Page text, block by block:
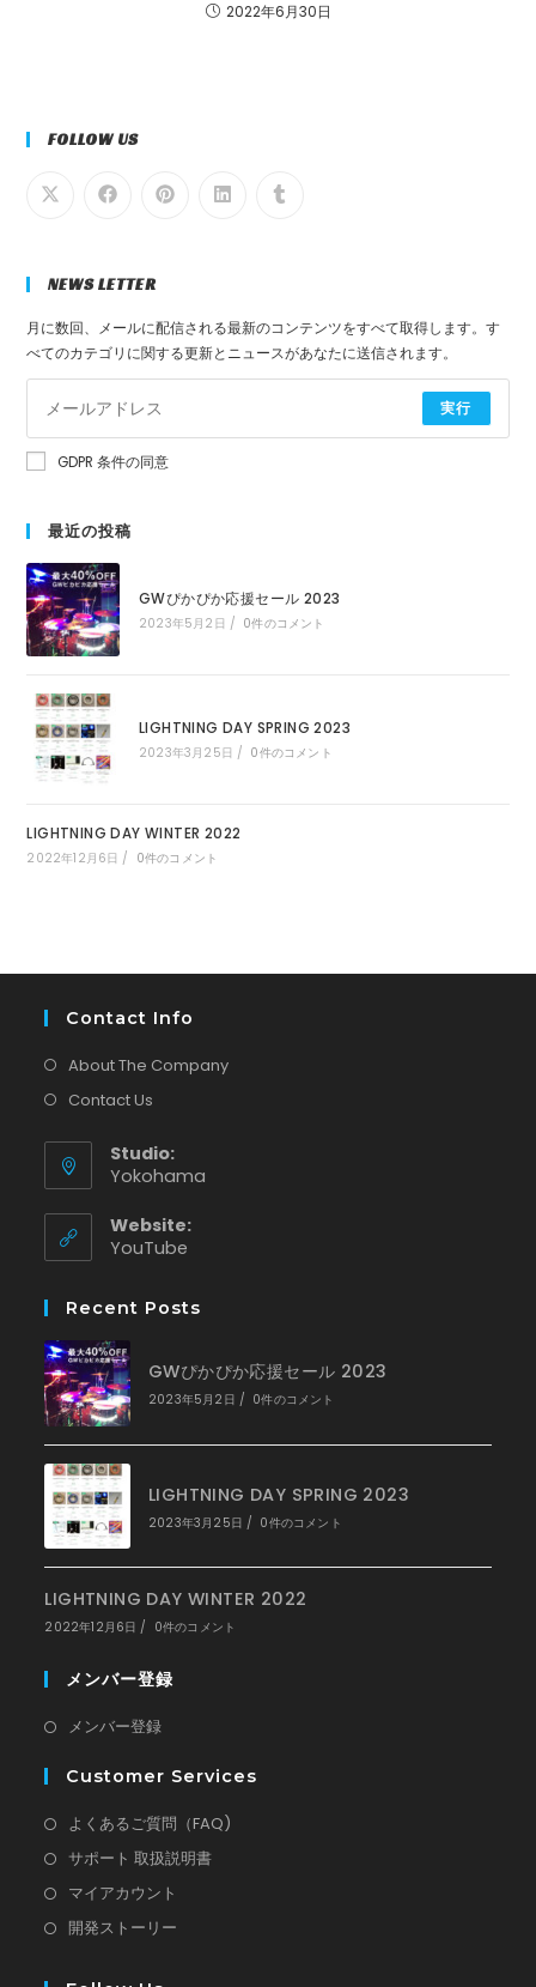
2022年6月30日
FOLLOW US
NEWS LETTER
月に数回、メールに配信される最新のコンテンツをすべて取得します。す
べてのカテゴリに関する更新とニュースがあなたに送信されます。
実行
GDPR 条件の同意
最近の投稿
GWぴかぴか応援セール 2023
2023年5月2日 / 0件のコメント
LIGHTNING DAY SPRING 2023
2023年3月25日 / 0件のコメント
LIGHTNING DAY WINTER 2022
2022年12月6日 / 0件のコメント
Contact Info
About The Company
Contact Us
Studio:
Yokohama
Website:
YouTube
タ
開
く
Recent Posts
GWぴかぴか応援セール 2023
2023年5月2日 / 0件のコメント
LIGHTNING DAY SPRING 2023
2023年3月25日 / 0件のコメント
LIGHTNING DAY WINTER 2022
2022年12月6日 / 0件のコメント
メンバー登録
メンバー登録新
い
タ
ブ
開
く
Customer Services
よくあるご質問（FAQ)
サポート 取扱説明書新
マイアカウント
開発ストーリー